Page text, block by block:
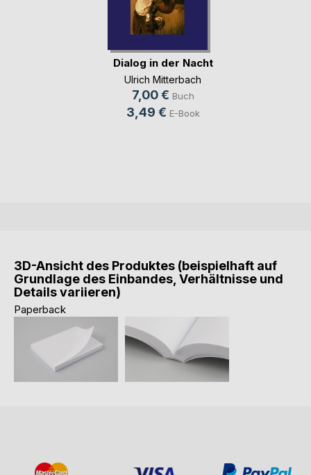
Dialog in der Nacht
Ulrich Mitterbach
7,00 € Buch
3,49 € E-Book
3D-Ansicht des Produktes (beispielhaft auf
Grundlage des Einbandes, Verhältnisse und
Details variieren)
Paperback